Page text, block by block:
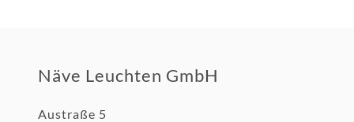
Näve Leuchten GmbH
Austraße 5